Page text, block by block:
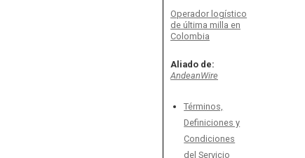
Operador logístico
de última milla en
Colombia
Aliado de:
AndeanWire
Términos,
Definiciones y
Condiciones
del Servicio